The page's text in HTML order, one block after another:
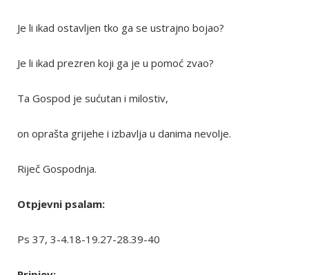
Je li ikad ostavljen tko ga se ustrajno bojao?
Je li ikad prezren koji ga je u pomoć zvao?
Ta Gospod je sućutan i milostiv,
on oprašta grijehe i izbavlja u danima nevolje.
Riječ Gospodnja.
Otpjevni psalam:
Ps 37, 3-4.18-19.27-28.39-40